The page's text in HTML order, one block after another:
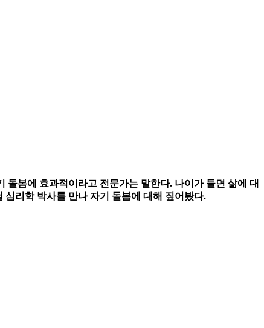
봄에 효과적이라고 전문가는 말한다. 나이가 들면 삶에 대
리학 박사를 만나 자기 돌봄에 대해 짚어봤다.